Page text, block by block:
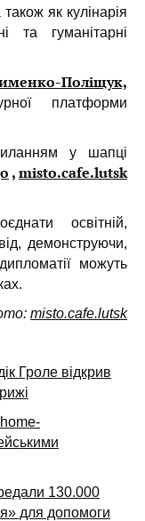
як кулінарія
та гуманітарні
Поліщук,
платформи
у шапці
,misto.cafe.lutsk
освітній,
демонструючи,
можуть
misto.cafe.lutsk
Гроле відкрив
home-
130.000
для допомоги